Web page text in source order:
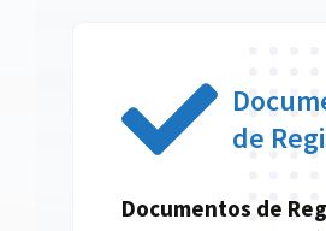
de
Documentos de